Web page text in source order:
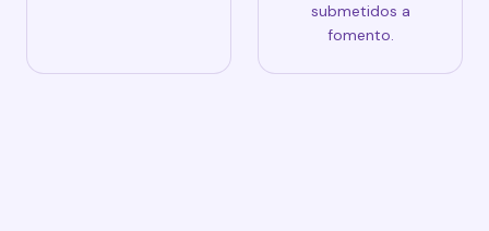
submetidos a
fomento.